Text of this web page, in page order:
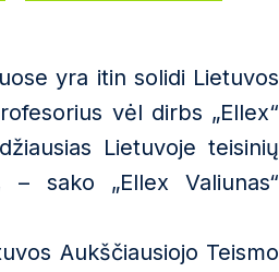
yra itin solidi Lietuvos
vėl dirbs „Ellex“
Lietuvoje teisinių
– sako „Ellex Valiunas“
Aukščiausiojo Teismo